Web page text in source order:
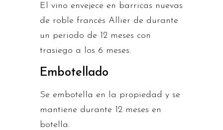
El vino envejece en barricas nuevas
de roble francés Allier de durante
un periodo de 12 meses con
trasiego a los 6 meses.
Embotellado
Se embotella en la propiedad y se
mantiene durante 12 meses en
botella.